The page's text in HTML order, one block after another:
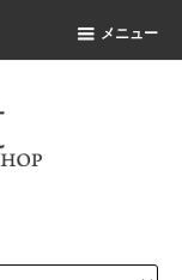
メニュー